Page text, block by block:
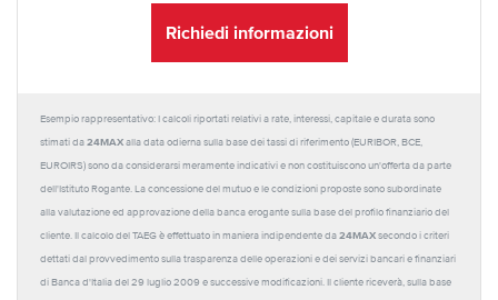
Richiedi informazioni
Esempio rappresentativo: I calcoli riportati relativi a rate, interessi, capitale e durata sono
stimati da 24MAX alla data odierna sulla base dei tassi di riferimento (EURIBOR, BCE,
EUROIRS) sono da considerarsi meramente indicativi e non costituiscono un'offerta da parte
dell'Istituto Rogante. La concessione del mutuo e le condizioni proposte sono subordinate
alla valutazione ed approvazione della banca erogante sulla base del profilo finanziario del
cliente. Il calcolo del TAEG è effettuato in maniera indipendente da 24MAX secondo i criteri
dettati dal provvedimento sulla trasparenza delle operazioni e dei servizi bancari e finanziari
di Banca d'Italia del 29 luglio 2009 e successive modificazioni. Il cliente riceverà, sulla base